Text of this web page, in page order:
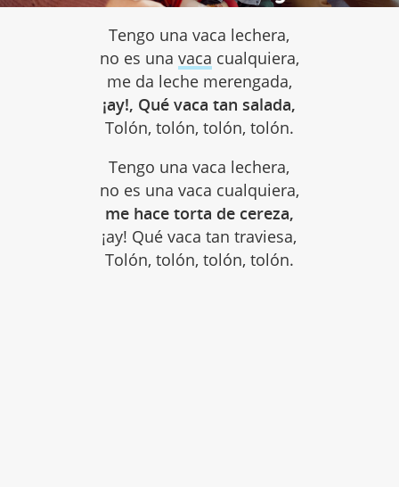
Tengo una vaca lechera,
no es una vaca cualquiera,
me da leche merengada,
¡ay!, Qué vaca tan salada,
Tolón, tolón, tolón, tolón.
Tengo una vaca lechera,
no es una vaca cualquiera,
me hace torta de cereza,
¡ay! Qué vaca tan traviesa,
Tolón, tolón, tolón, tolón.